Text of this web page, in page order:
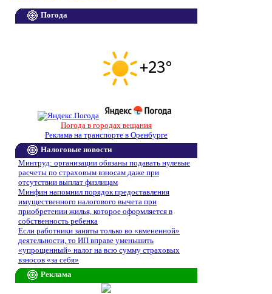
Погода
Погода в городах вещания
Реклама на транспорте в Оренбурге
Налоговые новости
Минтруд: организации обязаны подавать нулевые
расчеты по страховым взносам даже при
отсутствии выплат физлицам
Минфин напомнил порядок предоставления
имущественного налогового вычета при
приобретении жилья, которое оформляется в
собственность ребенка
Если работники заняты только во «вмененной»
деятельности, то ИП вправе уменьшить
«упрощенный» налог на всю сумму страховых
взносов «за себя»
Реклама